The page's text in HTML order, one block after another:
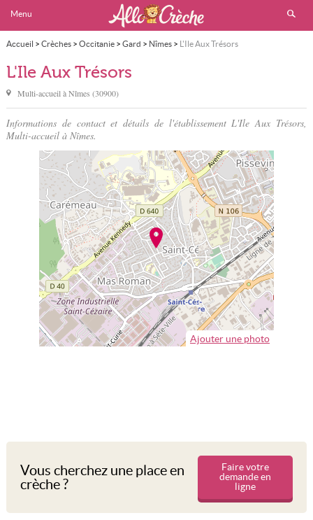
Menu
Accueil > Crèches> Occitanie> Gard > Nîmes> L'Ile Aux Trésors
L'Ile Aux Trésors
Multi-accueil àNîmes (30900)
Informations de contact et détails de l'établissement L'Ile Aux Trésors,
Multi-accueil à Nîmes.
Ajouter une photo
Vous cherchez une place en
crèche ?
Faire votre
demande en
ligne